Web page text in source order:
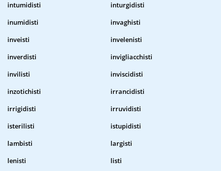
intumidisti
inturgidisti
inumidisti
invaghisti
inveisti
invelenisti
inverdisti
invigliacchisti
invilisti
inviscidisti
inzotichisti
irrancidisti
irrigidisti
irruvidisti
isterilisti
istupidisti
lambisti
largisti
lenisti
listi